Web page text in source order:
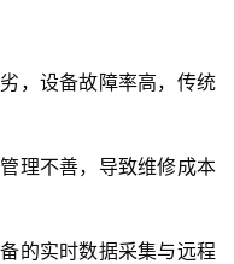
，设备故障率高，传统
理不善，导致维修成本
的实时数据采集与远程